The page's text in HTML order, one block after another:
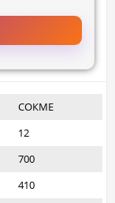
СОКМЕ
12
700
410